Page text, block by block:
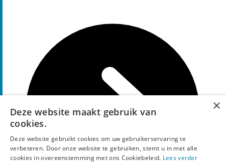
×
Deze website maakt gebruik van
cookies.
Deze website gebruikt cookies om uw gebruikerservaring te
verbeteren. Door onze website te gebruiken, stemt u in met alle
cookies in overeenstemming met ons Cookiebeleid. Lees verder